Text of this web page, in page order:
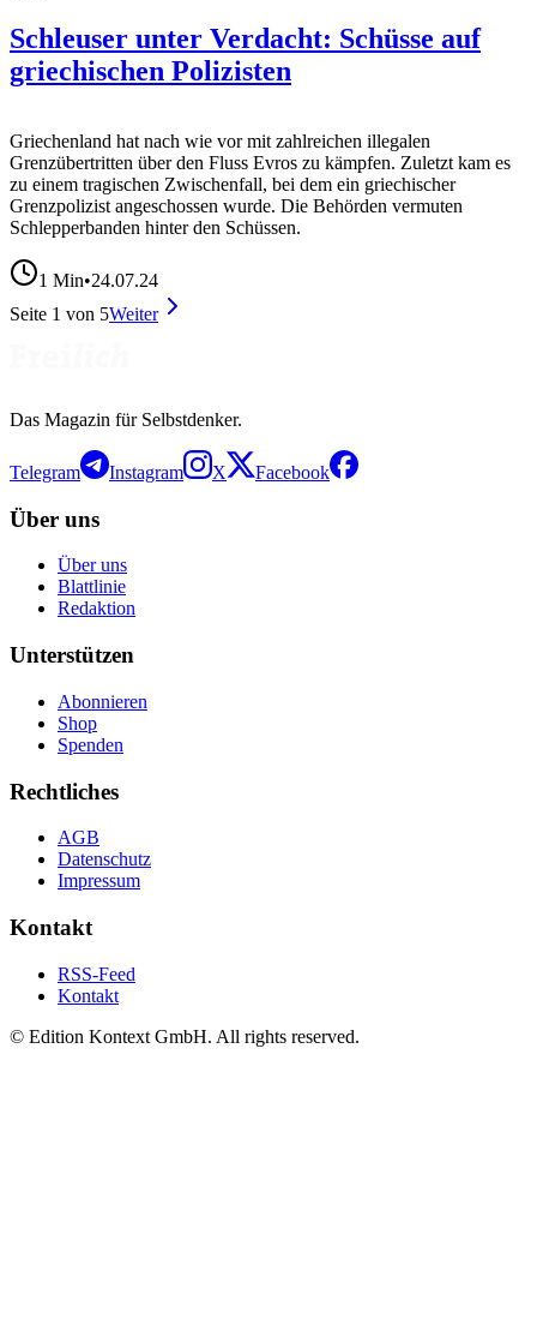
Schleuser unter Verdacht: Schüsse auf
griechischen Polizisten
Griechenland hat nach wie vor mit zahlreichen illegalen
Grenzübertritten über den Fluss Evros zu kämpfen. Zuletzt kam es
zu einem tragischen Zwischenfall, bei dem ein griechischer
Grenzpolizist angeschossen wurde. Die Behörden vermuten
Schlepperbanden hinter den Schüssen.
1 Min•24.07.24
Seite 1 von 5Weiter
Das Magazin für Selbstdenker.
Telegram Instagram X Facebook
Über uns
Über uns
Blattlinie
Redaktion
Unterstützen
Abonnieren
Shop
Spenden
Rechtliches
AGB
Datenschutz
Impressum
Kontakt
RSS-Feed
Kontakt
© Edition Kontext GmbH. All rights reserved.